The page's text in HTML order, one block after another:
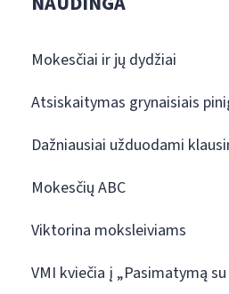
Mokesčiai ir jų dydžiai
Atsiskaitymas grynaisiais
Dažniausiai užduodami
Mokesčių ABC
Viktorina moksleiviams
VMI kviečia į „Pasimatymą